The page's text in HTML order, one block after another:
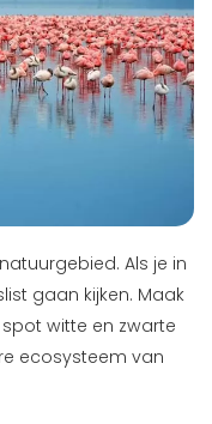
Als je in
gaan kijken. Maak
witte en zwarte
ecosysteem van